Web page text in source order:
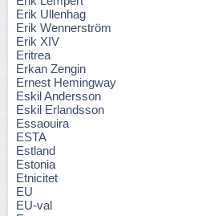
Erik Ullenhag
Erik Wennerström
Erik XIV
Eritrea
Erkan Zengin
Ernest Hemingway
Eskil Andersson
Eskil Erlandsson
Essaouira
ESTA
Estland
Estonia
Etnicitet
EU
EU-val